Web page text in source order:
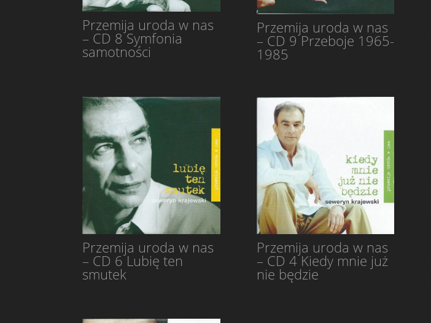
Przemija uroda w nas
– CD 8 Symfonia
samotności
Przemija uroda w nas
– CD 9 Przeboje 1965-
1985
Przemija uroda w nas
– CD 6 Lubię ten
smutek
Przemija uroda w nas
– CD 4 Kiedy mnie już
nie będzie